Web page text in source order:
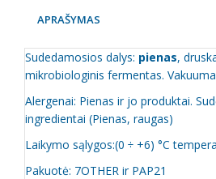
APRAŠYMAS
Sudedamosios dalys: pienas,
mikrobiologinis fermentas.
Alergenai: Pienas ir jo produktai.
ingredientai (Pienas, raugas)
Laikymo sąlygos:(0 ÷ +6) °C
Pakuotė: 7OTHER ir PAP21